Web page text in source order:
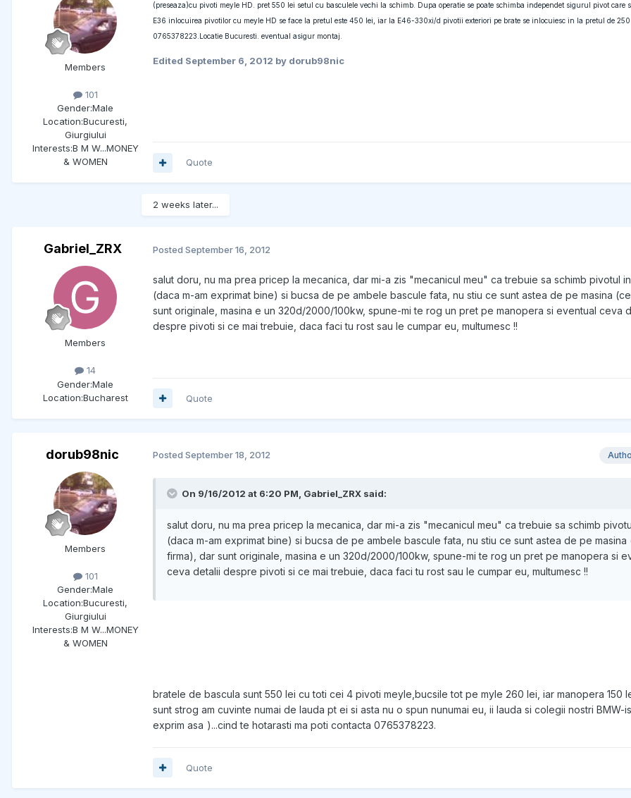
Members
101
Gender:Male
Location:Bucuresti,
Giurgiului
Interests:B M W...MONEY
& WOMEN
(preseaza)cu pivoti meyle HD. pret 550 lei setul cu basculele vechi la schimb. Dupa operatie se poate schimba independet sigurul pivot care
E36 inlocuirea pivotilor cu meyle HD se face la pretul este 450 lei, iar la E46-330xi/d pivotii exteriori pe brate se inlocuiesc in la pretul de
0765378223.Locatie Bucuresti. eventual asigur montaj.
Edited September 6, 2012 by dorub98nic
Quote
2 weeks later...
Gabriel_ZRX
Members
14
Gender:Male
Location:Bucharest
Posted September 16, 2012
salut doru, nu ma prea pricep la mecanica, dar mi-a zis "mecanicul meu" ca trebuie sa schimb pivotul
(daca m-am exprimat bine) si bucsa de pe ambele bascule fata, nu stiu ce sunt astea de pe masina
sunt originale, masina e un 320d/2000/100kw, spune-mi te rog un pret pe manopera si eventual ceva
despre pivoti si ce mai trebuie, daca faci tu rost sau le cumpar eu, multumesc !!
Quote
dorub98nic
Members
101
Gender:Male
Location:Bucuresti,
Giurgiului
Interests:B M W...MONEY
& WOMEN
Posted September 18, 2012
On 9/16/2012 at 6:20 PM, Gabriel_ZRX said:
salut doru, nu ma prea pricep la mecanica, dar mi-a zis "mecanicul meu" ca trebuie sa schimb
(daca m-am exprimat bine) si bucsa de pe ambele bascule fata, nu stiu ce sunt astea de pe masina
firma), dar sunt originale, masina e un 320d/2000/100kw, spune-mi te rog un pret pe manopera si
ceva detalii despre pivoti si ce mai trebuie, daca faci tu rost sau le cumpar eu, multumesc !!
bratele de bascula sunt 550 lei cu toti cei 4 pivoti meyle,bucsile tot pe myle 260 lei, iar manopera 150
sunt strog am cuvinte numai de lauda pt ei si asta nu o spun nunumai eu, ii lauda si colegii nostri BMW-
exprim asa )...cind te hotarasti ma poti contacta 0765378223.
Quote